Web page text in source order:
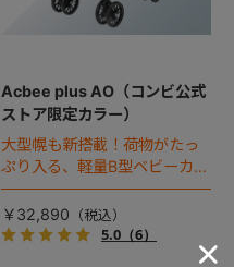
Acbee plus AO（コンビ公式
ストア限定カラー）
大型幌も新搭載！荷物がたっ
ぷり入る、軽量B型ベビーカー
のコンビ公式ストア限定カラ
ー（2023年モデル）。
￥32,890
5.0（6）